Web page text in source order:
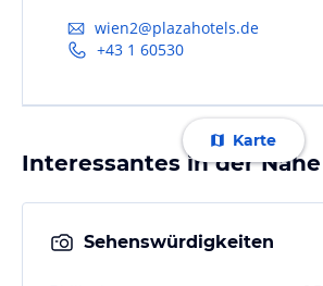
wien2@plazahotels.de
+43 1 60530
Karte
Interessantes in der Nähe
Sehenswürdigkeiten